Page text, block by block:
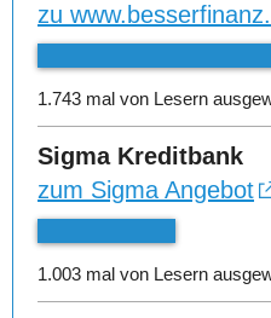
zu
1.743 mal von Lesern
Sigma Kreditbank
zum Sigma Angebot
1.003 mal von Lesern